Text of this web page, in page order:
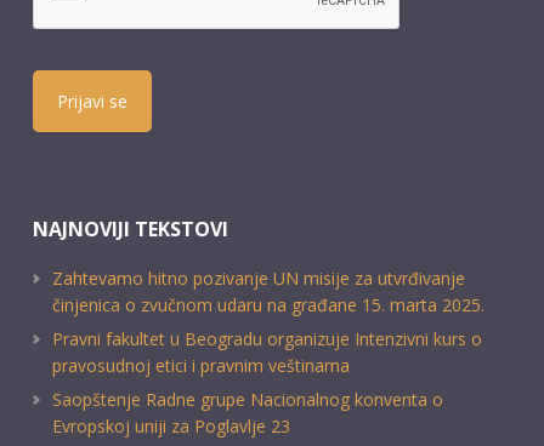
Prijavi se
NAJNOVIJI TEKSTOVI
Zahtevamo hitno pozivanje UN misije za utvrđivanje
činjenica o zvučnom udaru na građane 15. marta 2025.
Pravni fakultet u Beogradu organizuje Intenzivni kurs o
pravosudnoj etici i pravnim veštinama
Saopštenje Radne grupe Nacionalnog konventa o
Evropskoj uniji za Poglavlje 23